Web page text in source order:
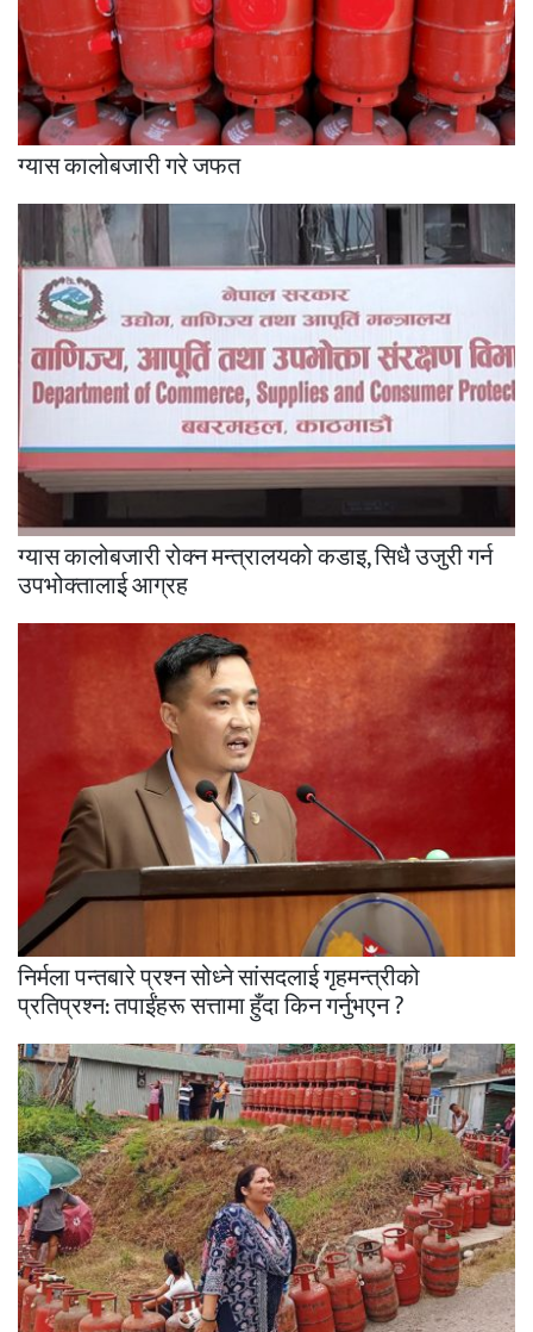
ग्यास कालोबजारी गरे जफत
ग्यास कालोबजारी रोक्न मन्त्रालयको कडाइ, सिधै उजुरी गर्न
उपभोक्तालाई आग्रह
निर्मला पन्तबारे प्रश्न सोध्ने सांसदलाई गृहमन्त्रीको
प्रतिप्रश्न: तपाईंहरू सत्तामा हुँदा किन गर्नुभएन ?